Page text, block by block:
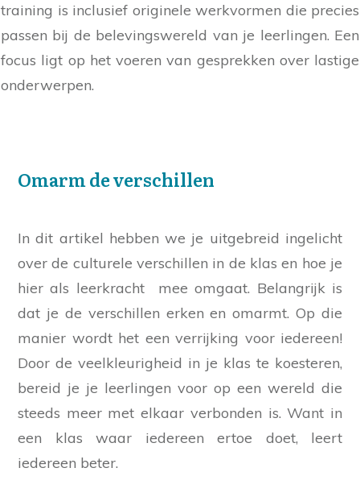
training is inclusief originele werkvormen die precies
passen bij de belevingswereld van je leerlingen. Een
focus ligt op het voeren van gesprekken over lastige
onderwerpen.
Omarm de verschillen
In dit artikel hebben we je uitgebreid ingelicht
over de culturele verschillen in de klas en hoe je
hier als leerkracht mee omgaat. Belangrijk is
dat je de verschillen erken en omarmt. Op die
manier wordt het een verrijking voor iedereen!
Door de veelkleurigheid in je klas te koesteren,
bereid je je leerlingen voor op een wereld die
steeds meer met elkaar verbonden is. Want in
een klas waar iedereen ertoe doet, leert
iedereen beter.